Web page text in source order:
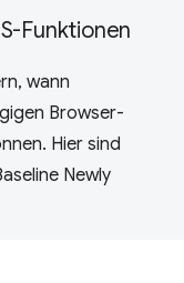
Funktionen
wann
Browser-
Hier sind
Newly